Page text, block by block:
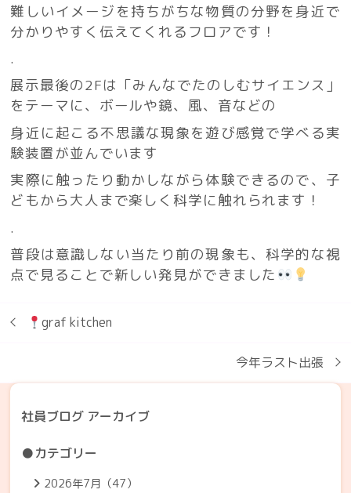
難しいイメージを持ちがちな物質の分野を身近で
分かりやすく伝えてくれるフロアです！
.
展示最後の2Fは「みんなでたのしむサイエンス」
をテーマに、ボールや鏡、風、音などの
身近に起こる不思議な現象を遊び感覚で学べる実
験装置が並んでいます
実際に触ったり動かしながら体験できるので、子
どもから大人まで楽しく科学に触れられます！
.
普段は意識しない当たり前の現象も、科学的な視
点で見ることで新しい発見ができました
graf kitchen
今年ラスト出張
社員ブログ アーカイブ
●カテゴリー
2026年7月（47）